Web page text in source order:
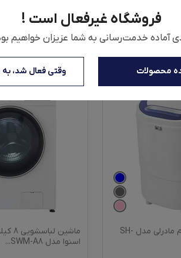
فروشگاه غیرفعال است !
آماده خدمت‌رسانی به شما عزیزان خواهیم
محصولات وقتی فعال شد،
مینی‌ واش 3 کیلوگرم مادرلی مدل SH-
اسنوا مدل SWM-A8
...